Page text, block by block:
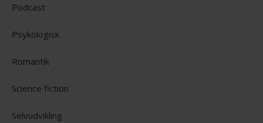
Podcast
Psykologisk
Romantik
Science fiction
Selvudvikling